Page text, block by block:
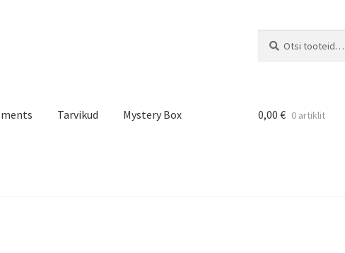
Tarvikud Mystery Box 0,00 € 0 artiklit